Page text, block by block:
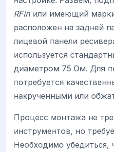
RFin или имеющий
расположен на задней
лицевой панели
используется
диаметром 75 Ом. Для
потребуется
накрученными или
Процесс монтажа не
инструментов, но
Необходимо убедиться,